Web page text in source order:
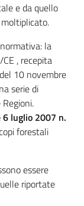
e da quello
la
, recepita
10 novembre
serie di
6 luglio 2007 n.
forestali
essere
riportate